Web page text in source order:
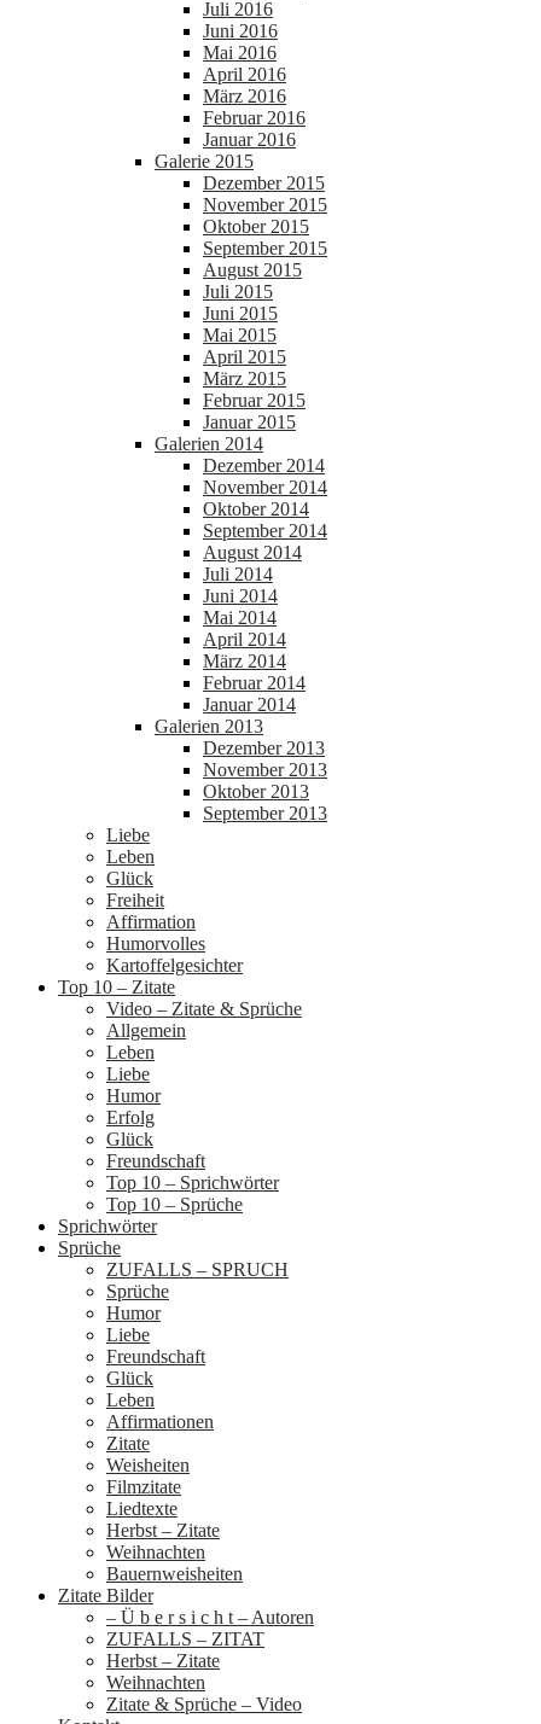
Juli 2016
Juni 2016
Mai 2016
April 2016
März 2016
Februar 2016
Januar 2016
Galerie 2015
Dezember 2015
November 2015
Oktober 2015
September 2015
August 2015
Juli 2015
Juni 2015
Mai 2015
April 2015
März 2015
Februar 2015
Januar 2015
Galerien 2014
Dezember 2014
November 2014
Oktober 2014
September 2014
August 2014
Juli 2014
Juni 2014
Mai 2014
April 2014
März 2014
Februar 2014
Januar 2014
Galerien 2013
Dezember 2013
November 2013
Oktober 2013
September 2013
Liebe
Leben
Glück
Freiheit
Affirmation
Humorvolles
Kartoffelgesichter
Top 10 – Zitate
Video – Zitate & Sprüche
Allgemein
Leben
Liebe
Humor
Erfolg
Glück
Freundschaft
Top 10 – Sprichwörter
Top 10 – Sprüche
Sprichwörter
Sprüche
ZUFALLS – SPRUCH
Sprüche
Humor
Liebe
Freundschaft
Glück
Leben
Affirmationen
Zitate
Weisheiten
Filmzitate
Liedtexte
Herbst – Zitate
Weihnachten
Bauernweisheiten
Zitate Bilder
– Ü b e r s i c h t – Autoren
ZUFALLS – ZITAT
Herbst – Zitate
Weihnachten
Zitate & Sprüche – Video